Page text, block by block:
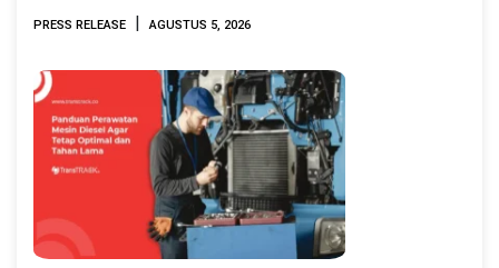
Indonesia Marine & Offshore Expo (IMOX)
PRESS RELEASE | AGUSTUS 5, 2026